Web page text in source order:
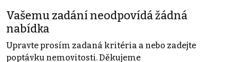
Vašemu zadání neodpovídá žádná
nabídka
Upravte prosím zadaná kritéria a nebo zadejte
poptávku nemovitosti. Děkujeme